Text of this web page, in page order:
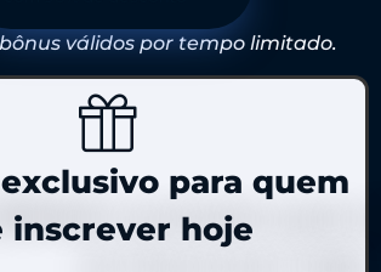
válidos por tempo limitado.
exclusivo para quem
inscrever hoje